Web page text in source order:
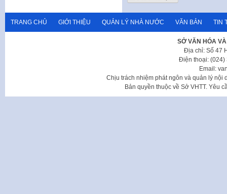
TRANG CHỦ GIỚI THIỆU QUẢN LÝ NHÀ NƯỚC VĂN BẢN TIN
SỞ VĂN HÓA
Địa chỉ: Số 47
Điện thoại: (024)
Email:
Chịu trách nhiệm phát ngôn và quản lý nội
Bản quyền thuộc về Sở VHTT. Yêu